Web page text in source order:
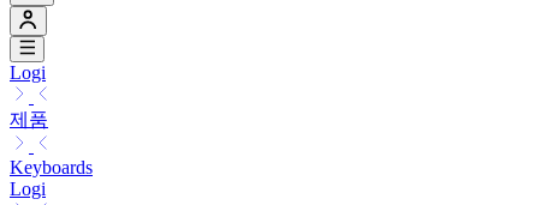
Logi
제품
Keyboards
Logi